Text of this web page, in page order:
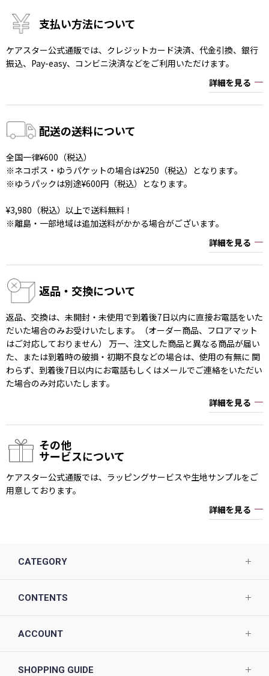
支払い方法について
ケアスター公式通販では、クレジットカード決済、代金引換、銀行
振込、Pay-easy、コンビニ決済などをご利用いただけます。
詳細を見る
配送の送料について
全国一律¥600（税込）
※ネコポス・ゆうパケットの場合は¥250（税込）となります。
※ゆうパックは別途¥600円（税込）となります。
¥3,980（税込）以上で送料無料！
※離島・一部地域は追加送料がかかる場合がございます。
詳細を見る
返品・交換について
返品、交換は、未開封・未使用で到着後7日以内に直接お電話をいた
だいた場合のみお受けいたします。（オーダー商品、フロアマット
はご対応しておりません） 万一、注文した商品と異なる商品が届い
た、または到着時の破損・初期不良などの場合は、使用の有無に 関
わらず、到着後7日以内にお電話もしくはメールでご連絡をいただい
た場合のみ対応いたします。
詳細を見る
その他
サービスについて
ケアスター公式通販では、ラッピングサービスや生地サンプルをご
用意しております。
詳細を見る
CATEGORY
CONTENTS
ACCOUNT
SHOPPING GUIDE